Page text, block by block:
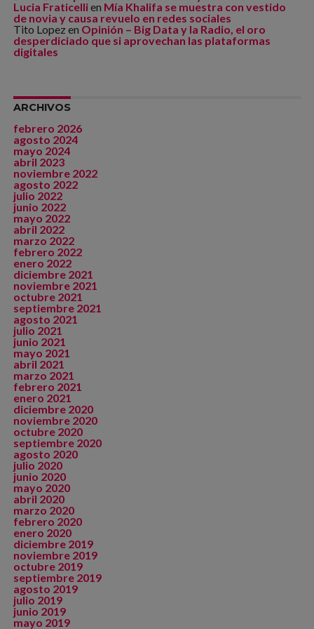
Lucia Fraticellien Mía Khalifa se muestra con vestido
de novia y causa revuelo en redes sociales
Tito Lopez en Opinión – Big Data y la Radio, el oro
desperdiciado que si aprovechan las plataformas
digitales
ARCHIVOS
febrero 2026
agosto 2024
mayo 2024
abril 2023
noviembre 2022
agosto 2022
julio 2022
junio 2022
mayo 2022
abril 2022
marzo 2022
febrero 2022
enero 2022
diciembre 2021
noviembre 2021
octubre 2021
septiembre 2021
agosto 2021
julio 2021
junio 2021
mayo 2021
abril 2021
marzo 2021
febrero 2021
enero 2021
diciembre 2020
noviembre 2020
octubre 2020
septiembre 2020
agosto 2020
julio 2020
junio 2020
mayo 2020
abril 2020
marzo 2020
febrero 2020
enero 2020
diciembre 2019
noviembre 2019
octubre 2019
septiembre 2019
agosto 2019
julio 2019
junio 2019
mayo 2019